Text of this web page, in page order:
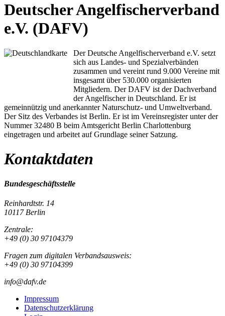
Deutscher Angelfischerverband
e.V. (DAFV)
Der Deutsche Angelfischerverband e.V. setzt
sich aus Landes- und Spezialverbänden
zusammen und vereint rund 9.000 Vereine mit
insgesamt über 530.000 organisierten
Mitgliedern. Der DAFV ist der Dachverband
der Angelfischer in Deutschland. Er ist
gemeinnützig und anerkannter Naturschutz- und Umweltverband.
Der Sitz des Verbandes ist Berlin. Er ist im Vereinsregister unter der
Nummer 32480 B beim Amtsgericht Berlin Charlottenburg
eingetragen und arbeitet auf Grundlage seiner Satzung.
Kontaktdaten
Bundesgeschäftsstelle
Reinhardtstr. 14
10117 Berlin
Zentrale:
+49 (0) 30 97104379
Fragen zum digitalen Verbandsausweis:
+49 (0) 30 97104399
info@dafv.de
Impressum
Datenschutzerklärung